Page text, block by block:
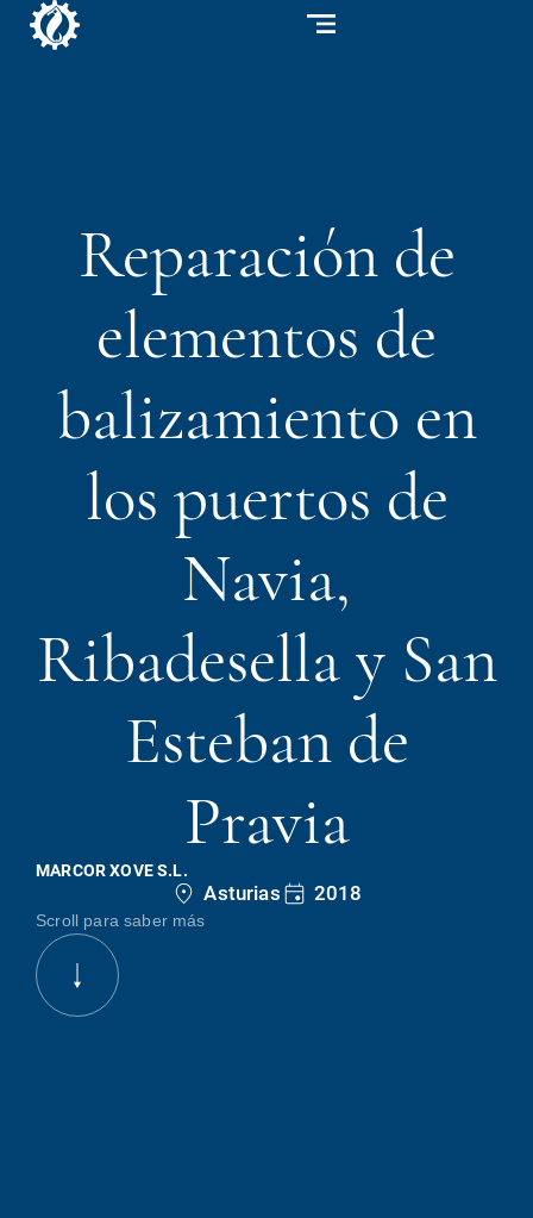
Reparación de
elementos de
balizamiento en
los puertos de
Navia,
Ribadesella y San
Esteban de
Pravia
MARCOR XOVE S.L.
Asturias 2018
Scroll para saber más